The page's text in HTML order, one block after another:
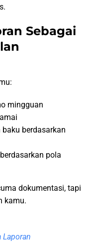
Sebagai
mingguan
berdasarkan
pola
dokumentasi, tapi
kamu.
Laporan